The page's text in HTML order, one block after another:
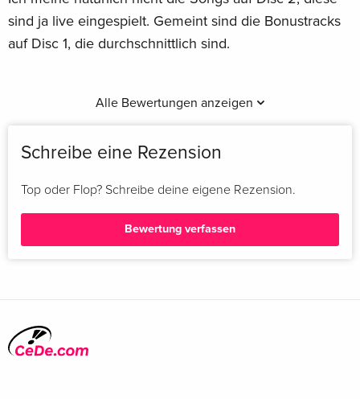
sind ja live eingespielt. Gemeint sind die Bonustracks
auf Disc 1, die durchschnittlich sind.
Alle Bewertungen anzeigen
Schreibe eine Rezension
Top oder Flop? Schreibe deine eigene Rezension.
Bewertung verfassen